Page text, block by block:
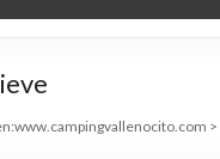
www.campingvallenocito.com >